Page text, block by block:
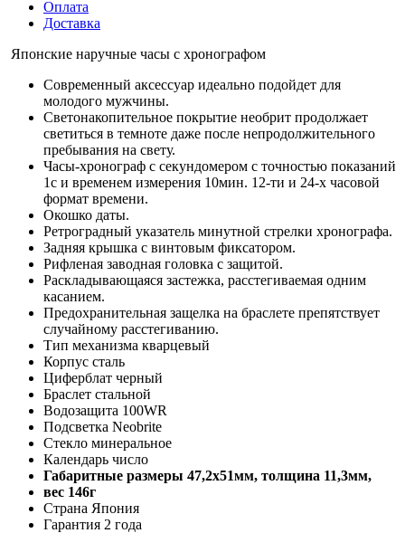
Оплата
Доставка
Японские наручные часы с хронографом
Современный аксессуар идеально подойдет для
молодого мужчины.
Светонакопительное покрытие необрит продолжает
светиться в темноте даже после непродолжительного
пребывания на свету.
Часы-хронограф с секундомером с точностью показаний
1с и временем измерения 10мин. 12-ти и 24-х часовой
формат времени.
Окошко даты.
Ретроградный указатель минутной стрелки хронографа.
Задняя крышка с винтовым фиксатором.
Рифленая заводная головка с защитой.
Раскладывающаяся застежка, расстегиваемая одним
касанием.
Предохранительная защелка на браслете препятствует
случайному расстегиванию.
Тип механизма кварцевый
Корпус сталь
Циферблат черный
Браслет стальной
Водозащита 100WR
Подсветка Neobrite
Стекло минеральное
Календарь число
Габаритные размеры 47,2x51мм, толщина 11,3мм,
вес 146г
Страна Япония
Гарантия 2 года